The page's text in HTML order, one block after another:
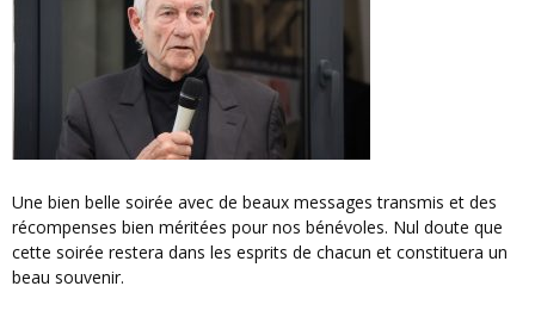
Une bien belle soirée avec de beaux messages transmis et des
récompenses bien méritées pour nos bénévoles. Nul doute que
cette soirée restera dans les esprits de chacun et constituera un
beau souvenir.